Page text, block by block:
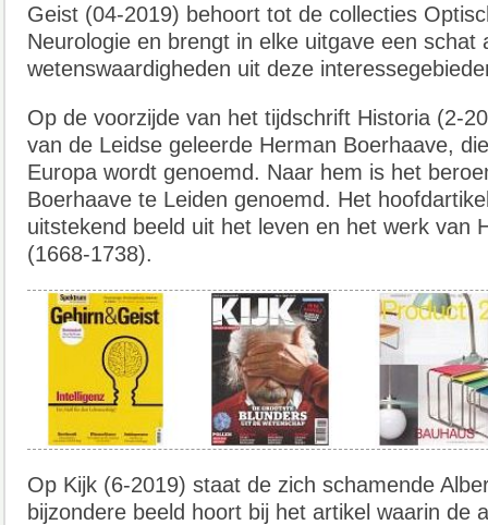
Geist (04-2019) behoort tot de collecties
Neurologie en brengt in elke uitgave een schat
wetenswaardigheden uit deze
Op de voorzijde van het tijdschrift Historia (2-
van de Leidse geleerde Herman Boerhaave,
Europa wordt genoemd. Naar hem is het
Boerhaave te Leiden genoemd. Het
uitstekend beeld uit het leven en het werk van
(1668-1738).
Op Kijk (6-2019) staat de zich schamende
bijzondere beeld hoort bij het artikel waarin de